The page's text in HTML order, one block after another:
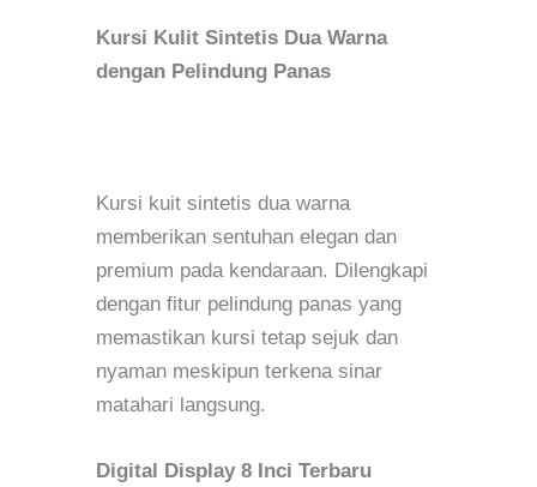
Kursi Kulit Sintetis Dua Warna
dengan Pelindung Panas
Kursi kuit sintetis dua warna
memberikan sentuhan elegan dan
premium pada kendaraan. Dilengkapi
dengan fitur pelindung panas yang
memastikan kursi tetap sejuk dan
nyaman meskipun terkena sinar
matahari langsung.
Digital Display 8 Inci Terbaru